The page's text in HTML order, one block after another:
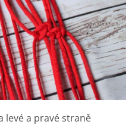
levé a pravé straně